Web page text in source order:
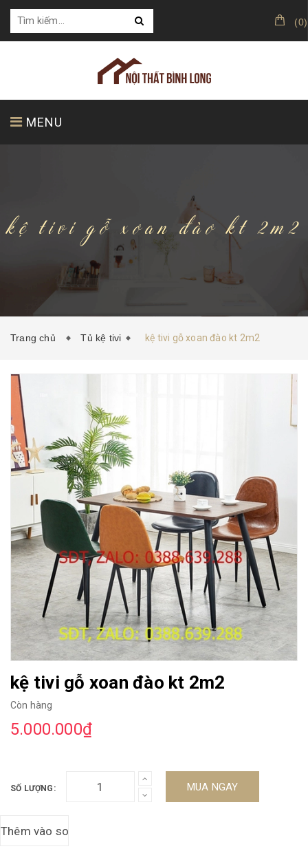
(0)
MENU
KHÁCH HÀNG CỦA CHÚNG TÔI
HƯỚNG DẪN MUA HÀNG
kệ tivi gỗ xoan đào kt 2m2
Trang chủ Tủ kệ tivi kệ tivi gỗ xoan đào kt 2m2
kệ tivi gỗ xoan đào kt 2m2
Còn hàng
5.000.000₫
SỐ LƯỢNG: MUA NGAY